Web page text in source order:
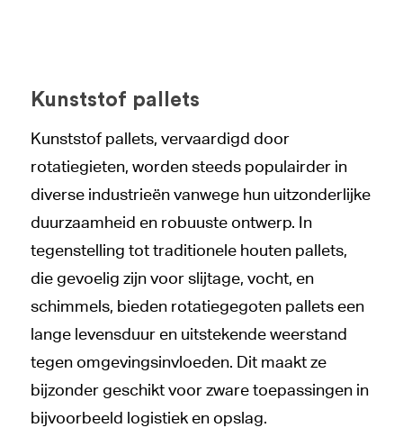
Kunststof pallets
Kunststof pallets, vervaardigd door
rotatiegieten, worden steeds populairder in
diverse industrieën vanwege hun uitzonderlijke
duurzaamheid en robuuste ontwerp. In
tegenstelling tot traditionele houten pallets,
die gevoelig zijn voor slijtage, vocht, en
schimmels, bieden rotatiegegoten pallets een
lange levensduur en uitstekende weerstand
tegen omgevingsinvloeden. Dit maakt ze
bijzonder geschikt voor zware toepassingen in
bijvoorbeeld logistiek en opslag.